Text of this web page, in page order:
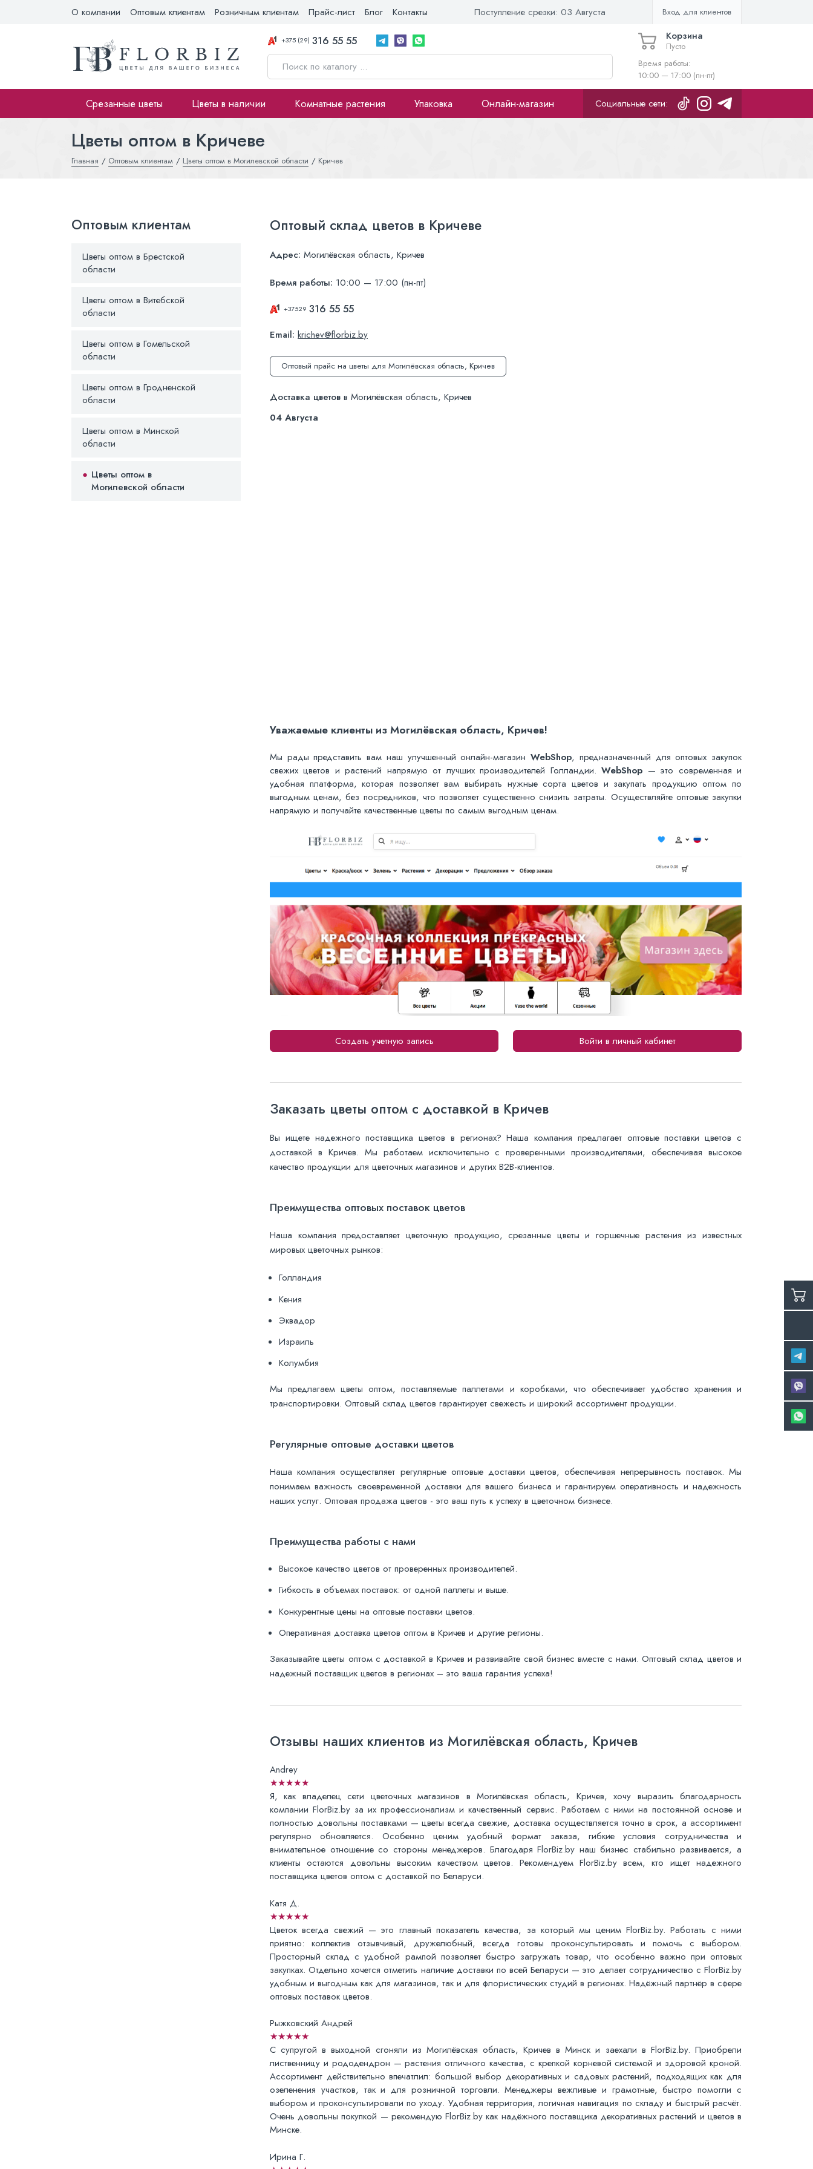
О компании Оптовым клиентам Розничным клиентам Прайс-лист Блог Контакты Поступление срезки: 03 Августа Вход для клиентов
+375 (29) 316 55 55 Корзина
Пусто
Время работы:
10:00 — 17:00 (пн-пт)
Срезанные цветы Цветы в наличии Комнатные растения Упаковка Онлайн-магазин Социальные сети:
Цветы оптом в Кричеве
Главная Оптовым клиентам Цветы оптом в Могилевской области Кричев
Оптовым клиентам
Цветы оптом в Брестской
области
Цветы оптом в Витебской
области
Цветы оптом в Гомельской
области
Цветы оптом в Гродненской
области
Цветы оптом в Минской
области
Цветы оптом в
Могилевской области
Оптовый склад цветов в Кричеве
Адрес: Могилёвская область, Кричев
Время работы: 10:00 — 17:00 (пн-пт)
+37529 316 55 55
Email: krichev@florbiz.by
Оптовый прайс на цветы для Могилёвская область, Кричев
Доставка цветов в Могилёвская область, Кричев
04 Августа
Уважаемые клиенты из Могилёвская область, Кричев!
Мы рады представить вам наш улучшенный онлайн-магазинWebShop, предназначенный для оптовых закупок
свежих цветов и растений напрямую от лучших производителей Голландии.WebShop — это современная и
удобная платформа, которая позволяет вам выбирать нужные сорта цветов и закупать продукцию оптом по
выгодным ценам, без посредников, что позволяет существенно снизить затраты. Осуществляйте оптовые закупки
напрямую и получайте качественные цветы по самым выгодным ценам.
Создать учетную запись Войти в личный кабинет
Заказать цветы оптом с доставкой в Кричев
Вы ищете надежного поставщика цветов в регионах? Наша компания предлагает оптовые поставки цветов с
доставкой в Кричев. Мы работаем исключительно с проверенными производителями, обеспечивая высокое
качество продукции для цветочных магазинов и других B2B-клиентов.
Преимущества оптовых поставок цветов
Наша компания предоставляет цветочную продукцию, срезанные цветы и горшечные растения из известных
мировых цветочных рынков:
Голландия
Кения
Эквадор
Израиль
Колумбия
Мы предлагаем цветы оптом, поставляемые паллетами и коробками, что обеспечивает удобство хранения и
транспортировки. Оптовый склад цветов гарантирует свежесть и широкий ассортимент продукции.
Регулярные оптовые доставки цветов
Наша компания осуществляет регулярные оптовые доставки цветов, обеспечивая непрерывность поставок. Мы
понимаем важность своевременной доставки для вашего бизнеса и гарантируем оперативность и надежность
наших услуг. Оптовая продажа цветов - это ваш путь к успеху в цветочном бизнесе.
Преимущества работы с нами
Высокое качество цветов от проверенных производителей.
Гибкость в объемах поставок: от одной паллеты и выше.
Конкурентные цены на оптовые поставки цветов.
Оперативная доставка цветов оптом в Кричев и другие регионы.
Заказывайте цветы оптом с доставкой в Кричев и развивайте свой бизнес вместе с нами. Оптовый склад цветов и
надежный поставщик цветов в регионах – это ваша гарантия успеха!
Отзывы наших клиентов из Могилёвская область, Кричев
Andrey
★★★★★
Я, как владелец сети цветочных магазинов в Могилёвская область, Кричев, хочу выразить благодарность
компании FlorBiz.by за их профессионализм и качественный сервис. Работаем с ними на постоянной основе и
полностью довольны поставками — цветы всегда свежие, доставка осуществляется точно в срок, а ассортимент
регулярно обновляется. Особенно ценим удобный формат заказа, гибкие условия сотрудничества и
внимательное отношение со стороны менеджеров. Благодаря FlorBiz.by наш бизнес стабильно развивается, а
клиенты остаются довольны высоким качеством цветов. Рекомендуем FlorBiz.by всем, кто ищет надежного
поставщика цветов оптом с доставкой по Беларуси.
Катя Д.
★★★★★
Цветок всегда свежий — это главный показатель качества, за который мы ценим FlorBiz.by. Работать с ними
приятно: коллектив отзывчивый, дружелюбный, всегда готовы проконсультировать и помочь с выбором.
Просторный склад с удобной рампой позволяет быстро загружать товар, что особенно важно при оптовых
закупках. Отдельно хочется отметить наличие доставки по всей Беларуси — это делает сотрудничество с FlorBiz.by
удобным и выгодным как для магазинов, так и для флористических студий в регионах. Надёжный партнёр в сфере
оптовых поставок цветов.
Рыжковский Андрей
★★★★★
С супругой в выходной сгоняли из Могилёвская область, Кричев в Минск и заехали в FlorBiz.by. Приобрели
лиственницу и рододендрон — растения отличного качества, с крепкой корневой системой и здоровой кроной.
Ассортимент действительно впечатлил: большой выбор декоративных и садовых растений, подходящих как для
озеленения участков, так и для розничной торговли. Менеджеры вежливые и грамотные, быстро помогли с
выбором и проконсультировали по уходу. Удобная территория, логичная навигация по складу и быстрый расчёт.
Очень довольны покупкой — рекомендую FlorBiz.by как надёжного поставщика декоративных растений и цветов в
Минске.
Ирина Г.